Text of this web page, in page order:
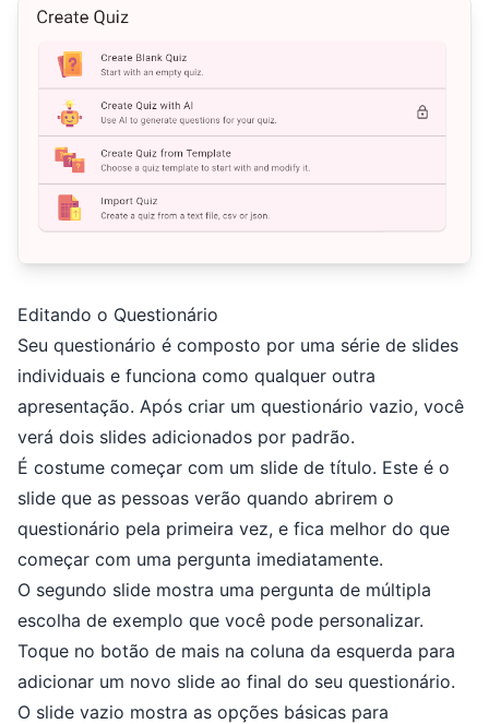
Editando o Questionário
Seu questionário é composto por uma série de slides
individuais e funciona como qualquer outra
apresentação. Após criar um questionário vazio, você
verá dois slides adicionados por padrão.
É costume começar com um slide de título. Este é o
slide que as pessoas verão quando abrirem o
questionário pela primeira vez, e fica melhor do que
começar com uma pergunta imediatamente.
O segundo slide mostra uma pergunta de múltipla
escolha de exemplo que você pode personalizar.
Toque no botão de mais na coluna da esquerda para
adicionar um novo slide ao final do seu questionário.
O slide vazio mostra as opções básicas para